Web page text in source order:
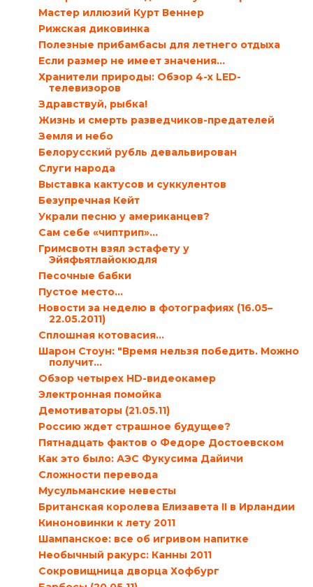
Мастер иллюзий Курт Веннер
Рижская диковинка
Полезные прибамбасы для летнего отдыха
Если размер не имеет значения…
Хранители природы: Обзор 4-х LED-
телевизоров
Здравствуй, рыбка!
Жизнь и смерть разведчиков-предателей
Земля и небо
Белорусский рубль девальвирован
Слуги народа
Выставка кактусов и суккулентов
Безупречная Кейт
Украли песню у американцев?
Сам себе «чиптрип»…
Гримсвотн взял эстафету у
Эйяфьятлайокюдля
Песочные бабки
Пустое место…
Новости за неделю в фотографиях (16.05–
22.05.2011)
Сплошная котовасия…
Шарон Стоун: "Время нельзя победить. Можно
получит...
Обзор четырех HD-видеокамер
Электронная помойка
Демотиваторы (21.05.11)
Россию ждет страшное будущее?
Пятнадцать фактов о Федоре Достоевском
Как это было: АЭС Фукусима Дайичи
Сложности перевода
Мусульманские невесты
Британская королева Елизавета II в Ирландии
Киноновинки к лету 2011
Шампанское: все об игривом напитке
Необычный ракурс: Канны 2011
Сокровищница дворца Хофбург